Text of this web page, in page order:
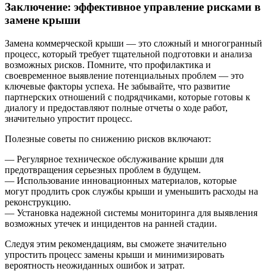
Заключение: эффективное управление рисками в
замене крыши
Замена коммерческой крыши — это сложный и многогранный
процесс, который требует тщательной подготовки и анализа
возможных рисков. Помните, что профилактика и
своевременное выявление потенциальных проблем — это
ключевые факторы успеха. Не забывайте, что развитие
партнерских отношений с подрядчиками, которые готовы к
диалогу и предоставляют полные отчеты о ходе работ,
значительно упростит процесс.
Полезные советы по снижению рисков включают:
— Регулярное техническое обслуживание крыши для
предотвращения серьезных проблем в будущем.
— Использование инновационных материалов, которые
могут продлить срок службы крыши и уменьшить расходы на
реконструкцию.
— Установка надежной системы мониторинга для выявления
возможных утечек и инцидентов на ранней стадии.
Следуя этим рекомендациям, вы сможете значительно
упростить процесс замены крыши и минимизировать
вероятность неожиданных ошибок и затрат.